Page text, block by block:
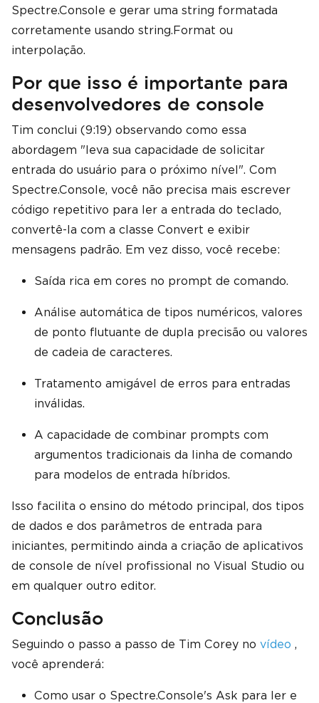
Spectre.Console e gerar uma string formatada
corretamente usando string.Format ou
interpolação.
Por que isso é importante para
desenvolvedores de console
Tim conclui (9:19) observando como essa
abordagem "leva sua capacidade de solicitar
entrada do usuário para o próximo nível". Com
Spectre.Console, você não precisa mais escrever
código repetitivo para ler a entrada do teclado,
convertê-la com a classe Convert e exibir
mensagens padrão. Em vez disso, você recebe:
Saída rica em cores no prompt de comando.
Análise automática de tipos numéricos, valores
de ponto flutuante de dupla precisão ou valores
de cadeia de caracteres.
Tratamento amigável de erros para entradas
inválidas.
A capacidade de combinar prompts com
argumentos tradicionais da linha de comando
para modelos de entrada híbridos.
Isso facilita o ensino do método principal, dos tipos
de dados e dos parâmetros de entrada para
iniciantes, permitindo ainda a criação de aplicativos
de console de nível profissional no Visual Studio ou
em qualquer outro editor.
Conclusão
Seguindo o passo a passo de Tim Corey no vídeo ,
você aprenderá:
Como usar o Spectre.Console's Ask para ler e